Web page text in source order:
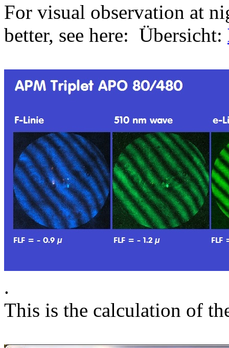
For visual observation at
better, see here: Übersicht:
.
This is the calculation of